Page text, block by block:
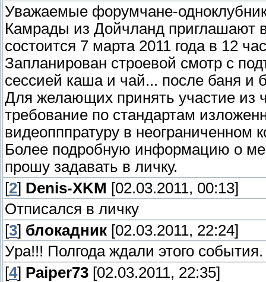
Уважаемые форумчане-
Камрады из Дойчланд приглашают
состоится 7 марта 2011 года в 12
Запланирован строевой смотр с
сессией каша и чай... после баня и
Для желающих принять участие из
требование по стандартам
видеопппратуру в неограниченном
Более подробную информацию о
прошу задавать в личку.
[2] Denis-XKM [02.03.2011, 00:13]
Отписался в личку
[3] блокадник [02.03.2011, 22:24]
Ура!!! Полгода ждали этого события.
[4] Paiper73 [02.03.2011, 22:35]